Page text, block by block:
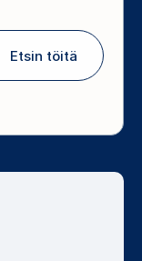
Etsin töitä